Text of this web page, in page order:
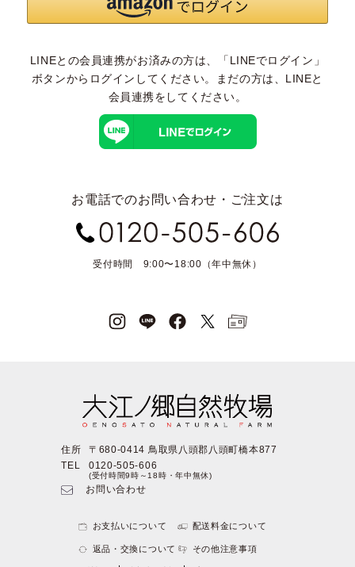
LINEとの会員連携がお済みの方は、「LINEでログイン」
ボタンからログインしてください。まだの方は、 LINEと
会員連携をしてください。
お電話でのお問い合わせ・ご注文は
受付時間 9:00〜18:00（年中無休）
住所
〒680-0414 鳥取県八頭郡八頭町橋本877
TEL
0120-505-606
(受付時間9時～18時・年中無休)
お問い合わせ
お支払いについて 配送料金について
返品・交換について その他注意事項